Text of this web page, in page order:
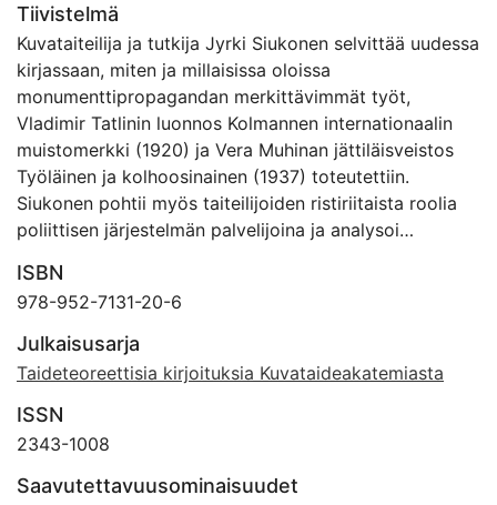
Tiivistelmä
Kuvataiteilija ja tutkija Jyrki Siukonen selvittää uudessa
kirjassaan, miten ja millaisissa oloissa
monumenttipropagandan merkittävimmät työt,
Vladimir Tatlinin luonnos Kolmannen internationaalin
muistomerkki (1920) ja Vera Muhinan jättiläisveistos
Työläinen ja kolhoosinainen (1937) toteutettiin.
Siukonen pohtii myös taiteilijoiden ristiriitaista roolia
poliittisen järjestelmän palvelijoina ja analysoi
vallankumouksellisuuden välillä.
ISBN
978-952-7131-20-6
Julkaisusarja
Taideteoreettisia kirjoituksia Kuvataideakatemiasta
ISSN
2343-1008
Saavutettavuusominaisuudet